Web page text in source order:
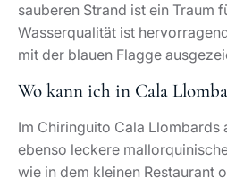
sauberen Strand ist ein Traum
Wasserqualität ist
mit der blauen Flagge
Wo kann ich in Cala
Im Chiringuito Cala Llombards
ebenso leckere
wie in dem kleinen Restaurant